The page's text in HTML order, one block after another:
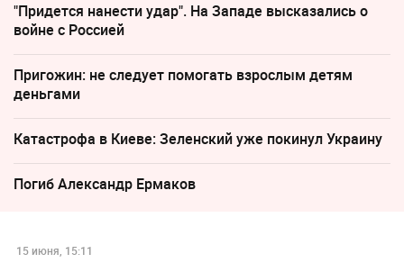
"Придется нанести удар". На Западе высказались о
войне с Россией
Пригожин: не следует помогать взрослым детям
деньгами
Катастрофа в Киеве: Зеленский уже покинул Украину
Погиб Александр Ермаков
15 июня, 15:11